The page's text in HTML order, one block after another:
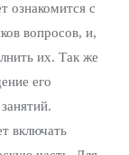
ознакомится с
вопросов, и,
их. Так же
его
включать